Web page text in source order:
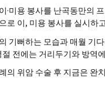
·미용 봉사를 난곡동만의
로 이, 미용 봉사를 실시하
기뻐하는 모습과 매월 기
전에는 거리두기와 방역
의 위암 수술 후 지금은 완